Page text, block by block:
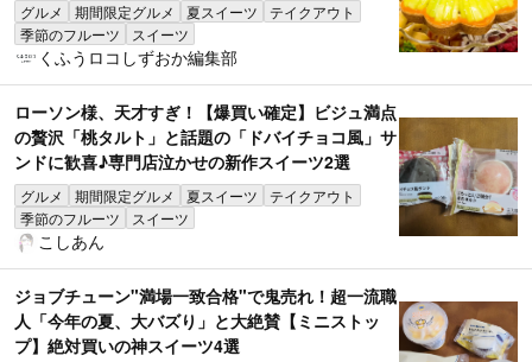
グルメ 期間限定グルメ 夏スイーツ
テイクアウト
季節のフルーツ
スイーツ
くふうロコしずおか編集部
ローソン様、天才すぎ！【爆買い確定】ビジュ満点
の贅沢「桃タルト」と話題の「ドバイチョコ風」サ
ンドに歓喜♪専門店泣かせの新作スイーツ2選
グルメ 期間限定グルメ 夏スイーツ
テイクアウト
季節のフルーツ
スイーツ
こしあん
ジョブチューン"満場一致合格"で鬼売れ！超一流職
人「今年の夏、大バズり」と大絶賛【ミニストッ
プ】絶対買いの神スイーツ4選